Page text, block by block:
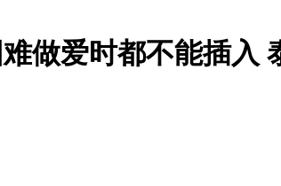
做爱时都不能插入